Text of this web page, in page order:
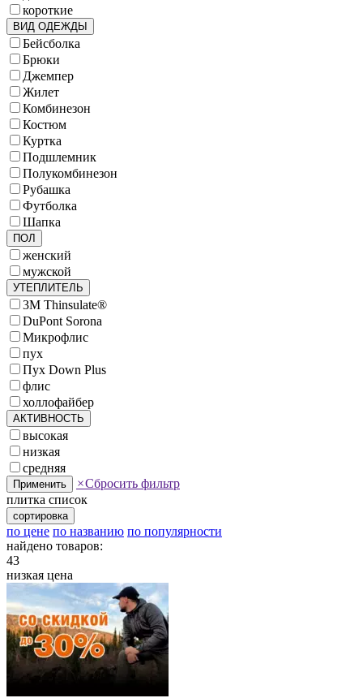
короткие
ВИД ОДЕЖДЫ
Бейсболка
Брюки
Джемпер
Жилет
Комбинезон
Костюм
Куртка
Подшлемник
Полукомбинезон
Рубашка
Футболка
Шапка
ПОЛ
женский
мужской
УТЕПЛИТЕЛЬ
3M Thinsulate®
DuPont Sorona
Микрофлис
пух
Пух Down Plus
флис
холлофайбер
АКТИВНОСТЬ
высокая
низкая
средняя
Применить ×Сбросить фильтр
плитка список
сортировка
по цене по названию по популярности
найдено товаров:
43
низкая цена